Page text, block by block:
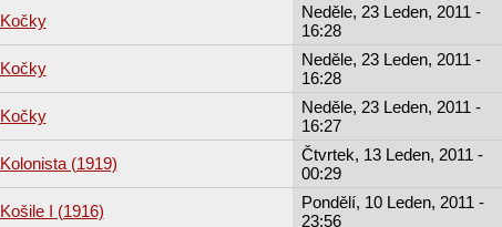
Kočky
Neděle, 23 Leden, 2011 -
16:28
Kočky
Neděle, 23 Leden, 2011 -
16:28
Kočky
Neděle, 23 Leden, 2011 -
16:27
Kolonista (1919)
Čtvrtek, 13 Leden, 2011 -
00:29
Košile I (1916)
Pondělí, 10 Leden, 2011 -
23:56